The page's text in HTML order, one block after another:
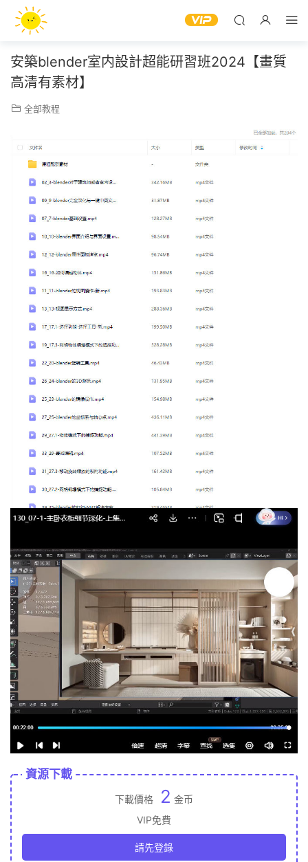
安築blender室内設計超能研習班2024【畫質
高清有素材】
全部教程
資源下載
下載價格 2 金币
VIP免費
請先登錄